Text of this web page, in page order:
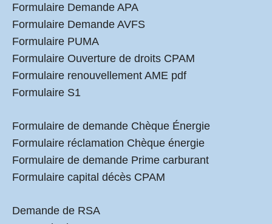
Formulaire Demande APA
Formulaire Demande AVFS
Formulaire PUMA
Formulaire Ouverture de droits CPAM
Formulaire renouvellement AME pdf
Formulaire S1
Formulaire de demande Chèque Énergie
Formulaire réclamation Chèque énergie
Formulaire de demande Prime carburant
Formulaire capital décès CPAM
Demande de RSA